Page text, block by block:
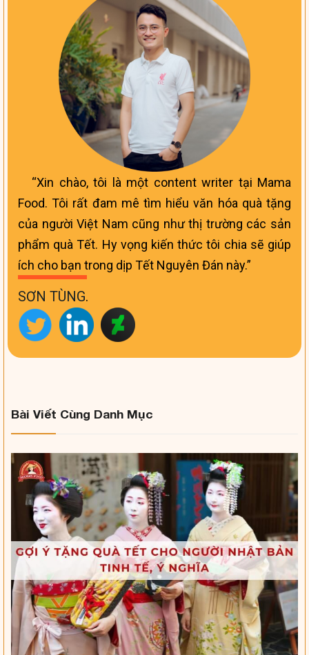
Xin chào, tôi là một content writer tại Mama
Food. Tôi rất đam mê tìm hiểu văn hóa quà tặng
của người Việt Nam cũng như thị trường các sản
phẩm quà Tết. Hy vọng kiến thức tôi chia sẽ giúp
ích cho bạn trong dịp Tết Nguyên Đán này.
SƠN TÙNG.
Bài Viết Cùng Danh Mục